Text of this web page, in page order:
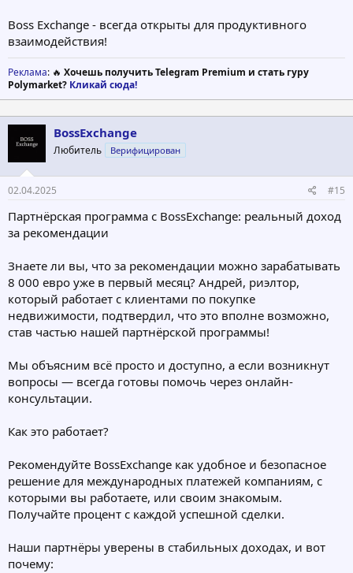
Boss Exchange - всегда открыты для продуктивного
взаимодействия!
Реклама: 🔥 Хочешь получить Telegram Premium и стать гуру
Polymarket? Кликай сюда!
BossExchange
Любитель Верифицирован
02.04.2025 #15
Партнёрская программа с BossExchange: реальный доход
за рекомендации
Знаете ли вы, что за рекомендации можно зарабатывать
8 000 евро уже в первый месяц? Андрей, риэлтор,
который работает с клиентами по покупке
недвижимости, подтвердил, что это вполне возможно,
став частью нашей партнёрской программы!
Мы объясним всё просто и доступно, а если возникнут
вопросы — всегда готовы помочь через онлайн-
консультации.
Как это работает?
Рекомендуйте BossExchange как удобное и безопасное
решение для международных платежей компаниям, с
которыми вы работаете, или своим знакомым.
Получайте процент с каждой успешной сделки.
Наши партнёры уверены в стабильных доходах, и вот
почему: